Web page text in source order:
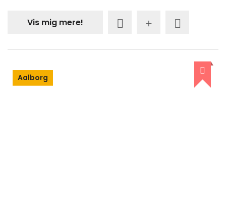
Vis mig mere!
Aalborg